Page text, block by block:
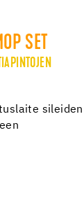
SET
sileiden